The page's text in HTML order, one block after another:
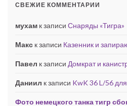
СВЕЖИЕ КОММЕНТАРИИ
мухам к записи Снаряды «Тигра»
Макс к записи Казенник и
Павел к записи Домкрат и
Даниил к записи KwK 36 L/56 для
Фото немецкого танка тигр